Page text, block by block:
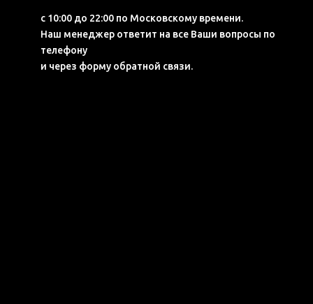
с 10:00 до 22:00 по Московскому времени.
Наш менеджер ответит на все Ваши вопросы по
телефону
и через форму обратной связи.